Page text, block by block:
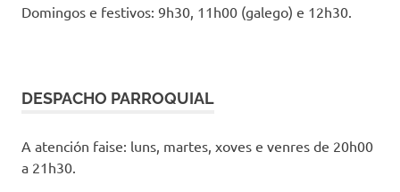
Domingos e festivos: 9h30, 11h00 (galego) e 12h30.
DESPACHO PARROQUIAL
A atención faise: luns, martes, xoves e venres de 20h00
a 21h30.